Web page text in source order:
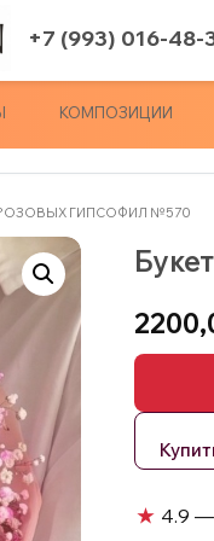
+7 (993) 016-48-
КОМПОЗИЦИИ
РОЗОВЫХ ГИПСОФИЛ №570
★ 4.9 —